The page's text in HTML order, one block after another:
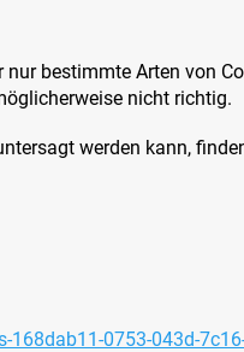
bestimmte Arten von
nicht richtig.
werden kann,
0753-043d-